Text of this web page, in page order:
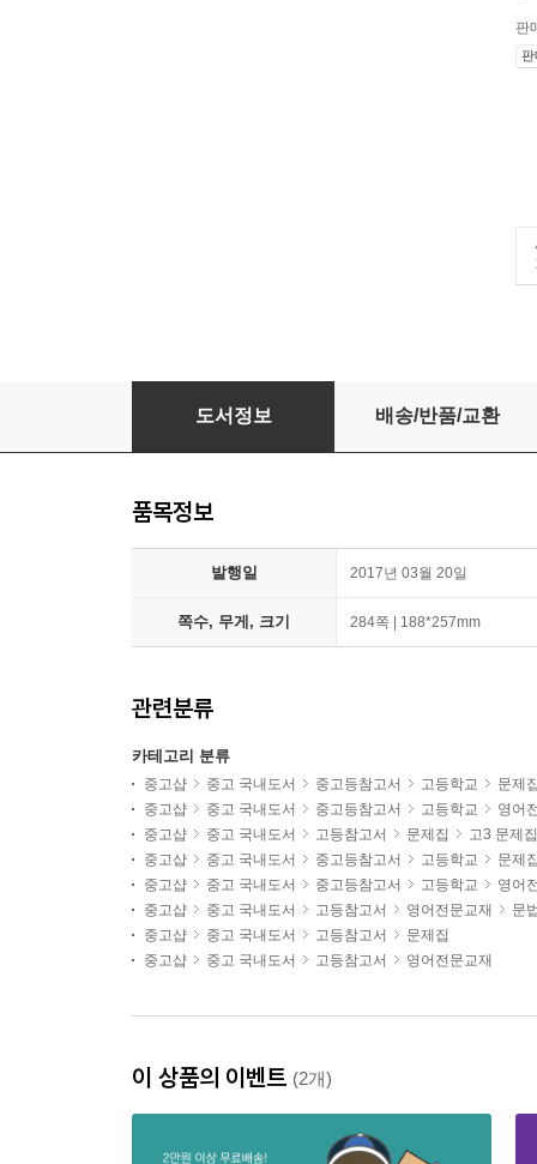
판
판
생강 영어 문법 1
도서정보 배송/반품/교환
품목정보
발행일 2017년 03월 20일
쪽수, 무게, 크기 284쪽 | 188*257mm
관련분류
카테고리 분류
중고샵 중고 국내도서 중고등참고서 고등학교
문제
중고샵
중고 국내도서 중고등참고서 고등학교
영어
중고샵
중고 국내도서 고등참고서 문제집
고3 문제집
중고샵
중고 국내도서 중고등참고서 고등학교
문제
중고샵
중고 국내도서 중고등참고서 고등학교
영어
중고샵
중고 국내도서 고등참고서 영어전문교재
문
중고샵
중고 국내도서 고등참고서
문제집
중고샵
중고 국내도서 고등참고서 영어전문교재
이 상품의 이벤트 (2개)